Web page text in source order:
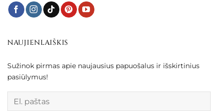
NAUJIENLAIŠKIS
Sužinok pirmas apie naujausius papuošalus ir išskirtinius
pasiūlymus!